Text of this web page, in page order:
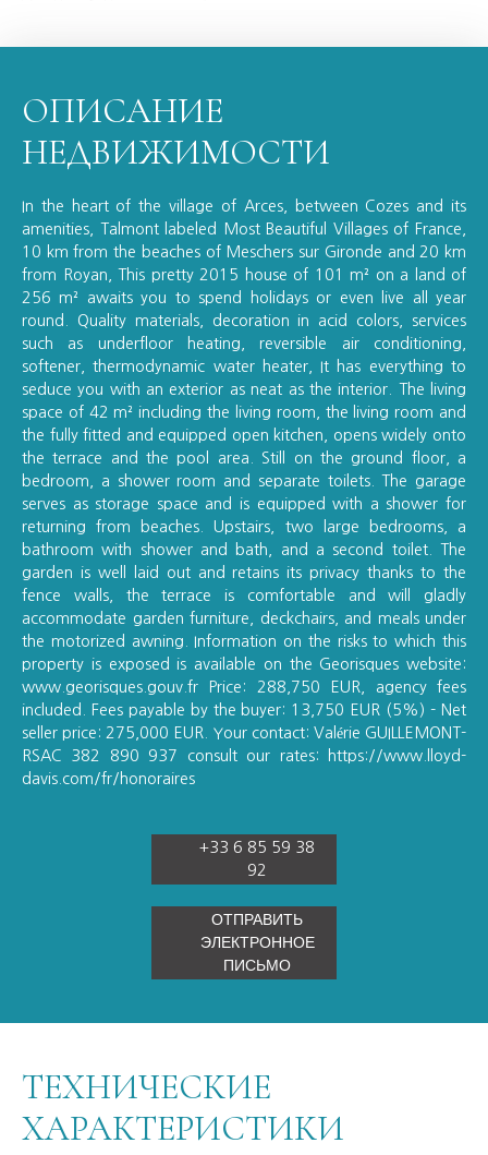
ОПИСАНИЕ
НЕДВИЖИМОСТИ
In the heart of the village of Arces, between Cozes and its
amenities, Talmont labeled Most Beautiful Villages of France,
10 km from the beaches of Meschers sur Gironde and 20 km
from Royan, This pretty 2015 house of 101 m² on a land of
256 m² awaits you to spend holidays or even live all year
round. Quality materials, decoration in acid colors, services
such as underfloor heating, reversible air conditioning,
softener, thermodynamic water heater, It has everything to
seduce you with an exterior as neat as the interior. The living
space of 42 m² including the living room, the living room and
the fully fitted and equipped open kitchen, opens widely onto
the terrace and the pool area. Still on the ground floor, a
bedroom, a shower room and separate toilets. The garage
serves as storage space and is equipped with a shower for
returning from beaches. Upstairs, two large bedrooms, a
bathroom with shower and bath, and a second toilet. The
garden is well laid out and retains its privacy thanks to the
fence walls, the terrace is comfortable and will gladly
accommodate garden furniture, deckchairs, and meals under
the motorized awning. Information on the risks to which this
property is exposed is available on the Georisques website:
www.georisques.gouv.fr Price: 288,750 EUR, agency fees
included. Fees payable by the buyer: 13,750 EUR (5%) - Net
seller price: 275,000 EUR. Your contact: Valérie GUILLEMONT-
RSAC 382 890 937 consult our rates: https://www.lloyd-
davis.com/fr/honoraires
+33 6 85 59 38
92
ОТПРАВИТЬ
ЭЛЕКТРОННОЕ
ПИСЬМО
ТЕХНИЧЕСКИЕ
ХАРАКТЕРИСТИКИ